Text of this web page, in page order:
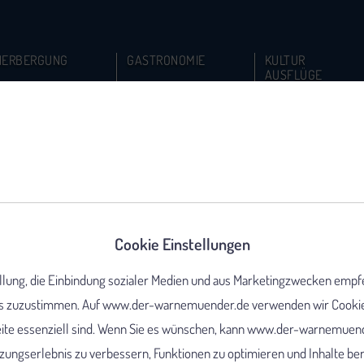
GASTRONOMIE
KULTUR
AUSFLÜGE
Cookie Einstellungen
die Einbindung sozialer Medien und aus Marketingzwecken
zuzustimmen. Auf www.der-warnemuender.de verwenden wir
essenziell sind. Wenn Sie es wünschen, kann www.der-
zu verbessern, Funktionen zu optimieren und Inhalte